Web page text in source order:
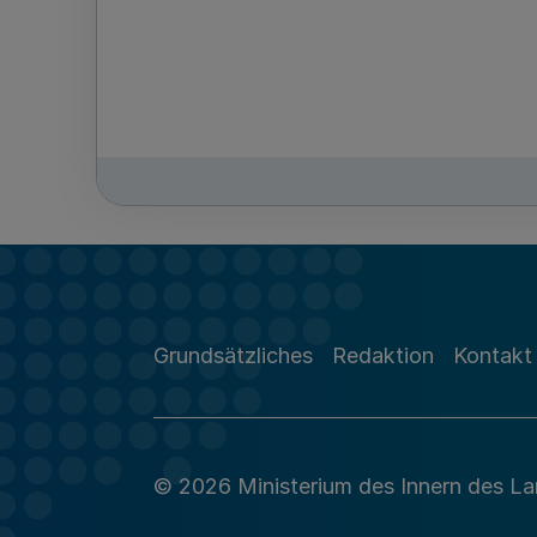
Grundsätzliches Redaktion Kontakt
© 2026 Ministerium des Innern des